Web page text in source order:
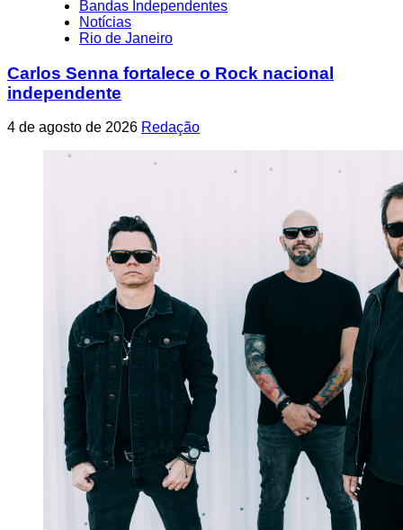
Bandas Independentes
Notícias
Rio de Janeiro
Carlos Senna fortalece o Rock nacional
independente
4 de agosto de 2026 Redação